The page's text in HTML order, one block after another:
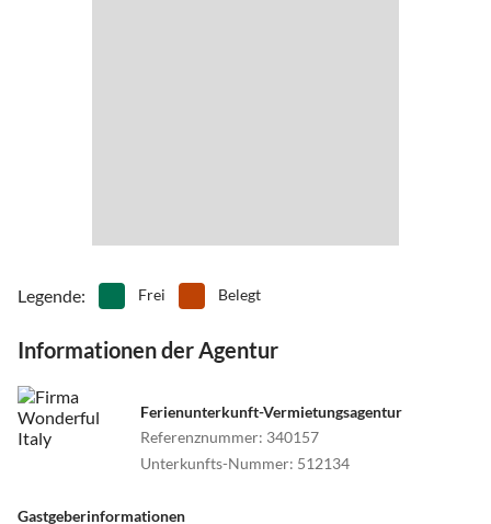
Legende: Frei Belegt
Informationen der Agentur
Ferienunterkunft-Vermietungsagentur
Referenznummer: 340157
Unterkunfts-Nummer: 512134
Gastgeberinformationen